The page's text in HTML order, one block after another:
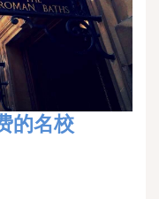
的名校